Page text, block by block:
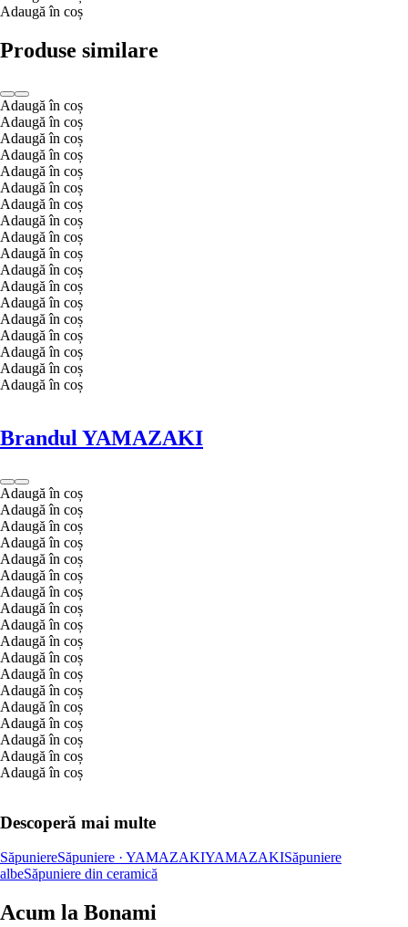
Adaugă în coș
Produse similare
Adaugă în coș
Adaugă în coș
Adaugă în coș
Adaugă în coș
Adaugă în coș
Adaugă în coș
Adaugă în coș
Adaugă în coș
Adaugă în coș
Adaugă în coș
Adaugă în coș
Adaugă în coș
Adaugă în coș
Adaugă în coș
Adaugă în coș
Adaugă în coș
Adaugă în coș
Adaugă în coș
Brandul YAMAZAKI
Adaugă în coș
Adaugă în coș
Adaugă în coș
Adaugă în coș
Adaugă în coș
Adaugă în coș
Adaugă în coș
Adaugă în coș
Adaugă în coș
Adaugă în coș
Adaugă în coș
Adaugă în coș
Adaugă în coș
Adaugă în coș
Adaugă în coș
Adaugă în coș
Adaugă în coș
Adaugă în coș
Descoperă mai multe
SăpuniereSăpuniere · YAMAZAKIYAMAZAKISăpuniere
albeSăpuniere din ceramică
Acum la Bonami